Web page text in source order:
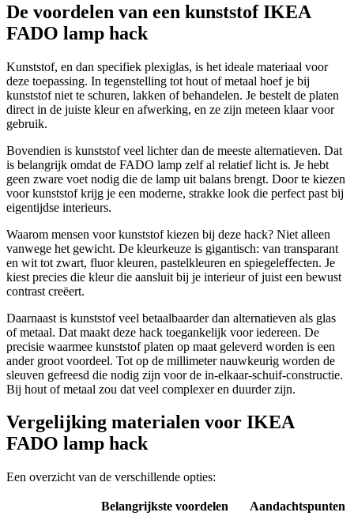
De voordelen van een kunststof IKEA
FADO lamp hack
Kunststof, en dan specifiek plexiglas, is het ideale materiaal voor
deze toepassing. In tegenstelling tot hout of metaal hoef je bij
kunststof niet te schuren, lakken of behandelen. Je bestelt de platen
direct in de juiste kleur en afwerking, en ze zijn meteen klaar voor
gebruik.
Bovendien is kunststof veel lichter dan de meeste alternatieven. Dat
is belangrijk omdat de FADO lamp zelf al relatief licht is. Je hebt
geen zware voet nodig die de lamp uit balans brengt. Door te kiezen
voor kunststof krijg je een moderne, strakke look die perfect past bij
eigentijdse interieurs.
Waarom mensen voor kunststof kiezen bij deze hack? Niet alleen
vanwege het gewicht. De kleurkeuze is gigantisch: van transparant
en wit tot zwart, fluor kleuren, pastelkleuren en spiegeleffecten. Je
kiest precies die kleur die aansluit bij je interieur of juist een bewust
contrast creëert.
Daarnaast is kunststof veel betaalbaarder dan alternatieven als glas
of metaal. Dat maakt deze hack toegankelijk voor iedereen. De
precisie waarmee kunststof platen op maat geleverd worden is een
ander groot voordeel. Tot op de millimeter nauwkeurig worden de
sleuven gefreesd die nodig zijn voor de in-elkaar-schuif-constructie.
Bij hout of metaal zou dat veel complexer en duurder zijn.
Vergelijking materialen voor IKEA
FADO lamp hack
Een overzicht van de verschillende opties:
Belangrijkste voordelen
Aandachtspunten